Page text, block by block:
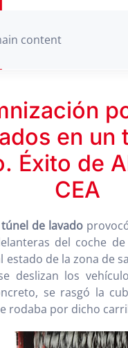
content
en un
Éxito de
CEA
túnel de lavado
del coche
estado de la zona de
deslizan los
se rasgó la
rodaba por dicho